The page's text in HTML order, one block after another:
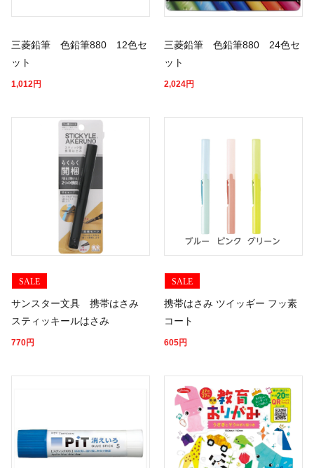
三菱鉛筆 色鉛筆880 12色セ
ット
1,012円
三菱鉛筆 色鉛筆880 24色セ
ット
2,024円
SALE
サンスター文具 携帯はさみ
スティッキールはさみ
770円
SALE
携帯はさみ ツイッギー フッ素
コート
605円